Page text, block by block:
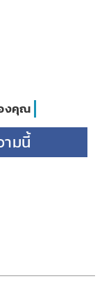
งคุณ